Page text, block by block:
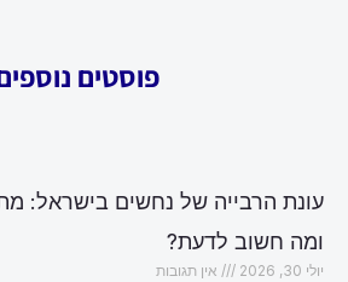
פוסטים
עונת הרבייה של נחשים בישראל:
ומה חשוב לדעת?
יולי 30, 2026 אין תגובות